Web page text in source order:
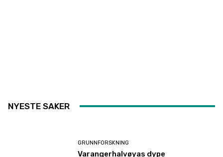
NYESTE SAKER
GRUNNFORSKNING
Varangerhalvøyas dype